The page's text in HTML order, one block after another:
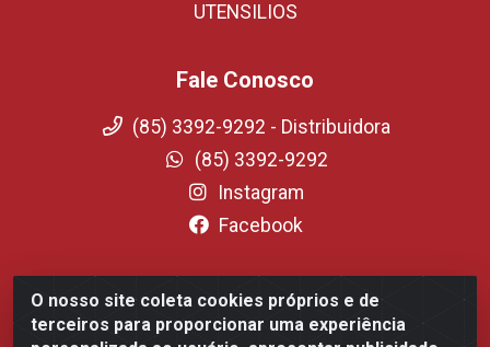
O nosso site coleta cookies próprios e de
terceiros para proporcionar uma experiência
UTENSILIOS
Fale Conosco
(85) 3392-9292 - Distribuidora
(85) 3392-9292
Instagram
Facebook
Fortali Distribuidora de Alimentos LTDA - Avenida
Tomaz Coelho, 1268 - Messejana, Fortaleza/CE - CEP